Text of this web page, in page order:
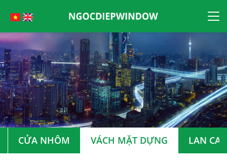
to
content
CỬA NHÔM VÁCH MẶT DỰNG LAN